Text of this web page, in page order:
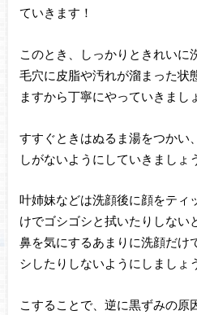
ていきます！
このとき、しっかりときれいに
毛穴に皮脂や汚れが溜まった状
ますから丁寧にやっていきまし
すすぐときはぬるま湯をつかい
しがないようにしていきましょ
叶姉妹などは洗顔後に顔をティ
けでゴシゴシと拭いたりしない
鼻を気にするあまりに洗顔だけ
シしたりしないようにしましょ
こすることで、逆に黒ずみの原